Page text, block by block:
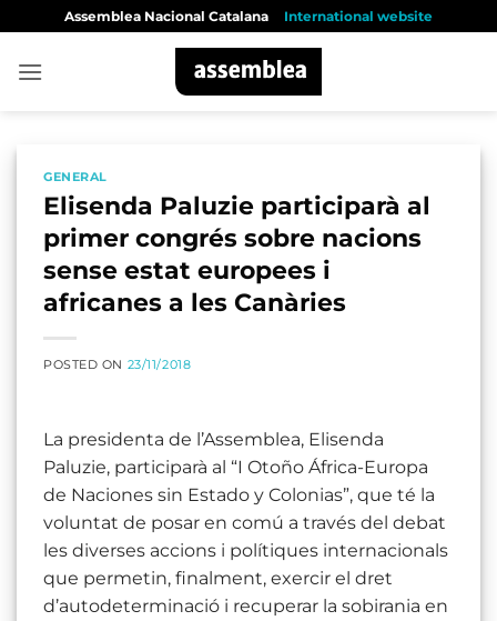
content
Assemblea Nacional Catalana International website
GENERAL
Elisenda Paluzie participarà al
primer congrés sobre nacions
sense estat europees i
africanes a les Canàries
POSTED ON 23/11/2018
La presidenta de l’Assemblea, Elisenda
Paluzie, participarà al “I Otoño África-Europa
de Naciones sin Estado y Colonias”, que té la
voluntat de posar en comú a través del debat
les diverses accions i polítiques internacionals
que permetin, finalment, exercir el dret
d’autodeterminació i recuperar la sobirania en